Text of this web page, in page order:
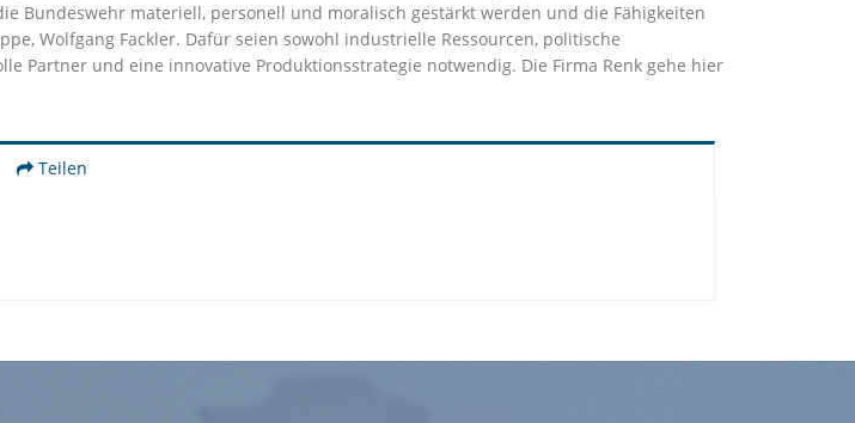
Bundeswehr materiell, personell und moralisch gestärkt werden und die Fähigkeiten
Wolfgang Fackler. Dafür seien sowohl industrielle Ressourcen, politische
Partner und eine innovative Produktionsstrategie notwendig. Die Firma Renk gehe hier
Teilen